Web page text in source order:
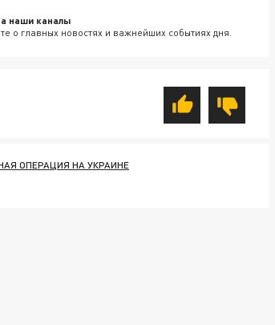
наши каналы
о главных новостях и важнейших событиях дня.
ОПЕРАЦИЯ НА УКРАИНЕ